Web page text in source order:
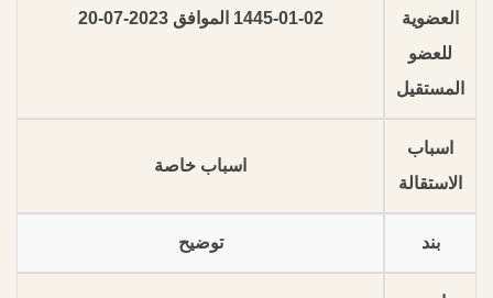
العضوية
للعضو
المستقيل
1445-01-02 الموافق 2023-07-20
اسباب
الاستقالة
اسباب خاصة
بند توضيح